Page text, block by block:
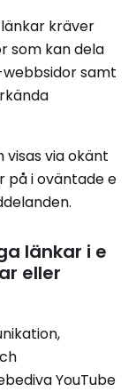
kräver
som kan dela
webbsidor samt
visas via okänt
på i oväntade e
länkar i e
eller
YouTube